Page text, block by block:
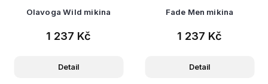
Olavoga Wild mikina
1 237 Kč
Detail
Fade Men mikina
1 237 Kč
Detail